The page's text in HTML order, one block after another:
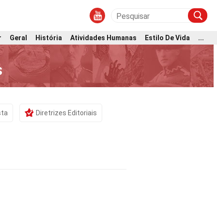
Geral História Atividades Humanas Estilo De Vida ...
Diretrizes Editoriais